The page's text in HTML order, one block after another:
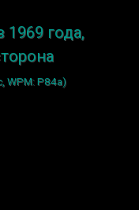
1969 года,
WPM: P84a)